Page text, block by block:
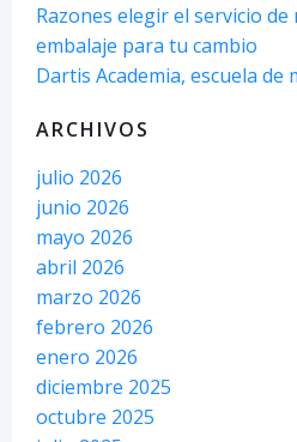
Razones elegir el servicio de
embalaje para tu cambio
Dartis Academia, escuela de
ARCHIVOS
julio 2026
junio 2026
mayo 2026
abril 2026
marzo 2026
febrero 2026
enero 2026
diciembre 2025
octubre 2025